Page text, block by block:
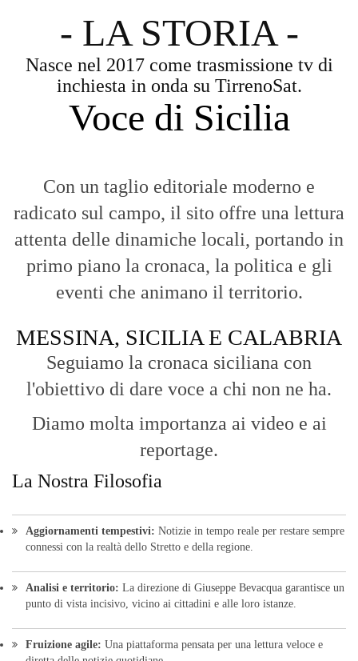
- LA STORIA -
Nasce nel 2017 come trasmissione tv di
inchiesta in onda su TirrenoSat.
Voce di Sicilia
Con un taglio editoriale moderno e
radicato sul campo, il sito offre una lettura
attenta delle dinamiche locali, portando in
primo piano la cronaca, la politica e gli
eventi che animano il territorio.
MESSINA, SICILIA E CALABRIA
Seguiamo la cronaca siciliana con
l'obiettivo di dare voce a chi non ne ha.
Diamo molta importanza ai video e ai
reportage.
La Nostra Filosofia
Aggiornamenti tempestivi: Notizie in tempo reale per restare sempre
connessi con la realtà dello Stretto e della regione.
Analisi e territorio: La direzione di Giuseppe Bevacqua garantisce un
punto di vista incisivo, vicino ai cittadini e alle loro istanze.
Fruizione agile: Una piattaforma pensata per una lettura veloce e